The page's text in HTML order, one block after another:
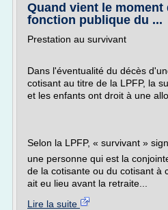
Quand vient le moment
fonction publique du ...
Prestation au survivant
Dans l'éventualité du décès
cotisant au titre de la LPFP, la
et les enfants ont droit à une
Selon la LPFP, « survivant »
une personne qui est la
de la cotisante ou du cotisant à
ait eu lieu avant la retraite...
Lire la suite